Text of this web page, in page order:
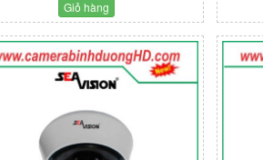
Giỏ hàng